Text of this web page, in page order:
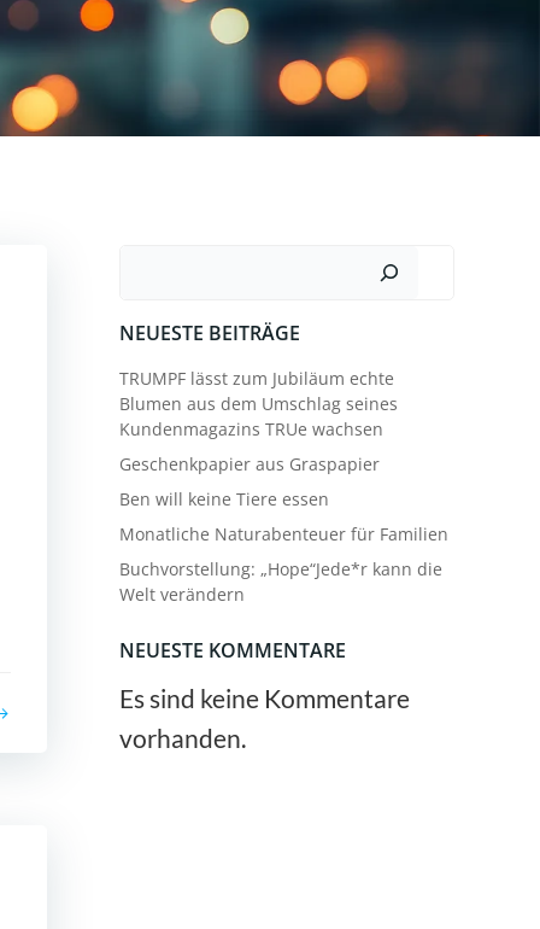
NEUESTE BEITRÄGE
TRUMPF lässt zum Jubiläum echte
Blumen aus dem Umschlag seines
Kundenmagazins TRUe wachsen
Geschenkpapier aus Graspapier
Ben will keine Tiere essen
Monatliche Naturabenteuer für Familien
Buchvorstellung: „Hope“Jede*r kann die
Welt verändern
NEUESTE KOMMENTARE
Es sind keine Kommentare
vorhanden.